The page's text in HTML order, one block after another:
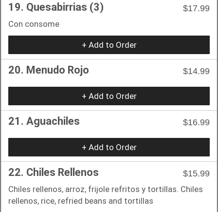
19. Quesabirrias (3)
$17.99
Con consome
+ Add to Order
20. Menudo Rojo $14.99
+ Add to Order
21. Aguachiles $16.99
+ Add to Order
22. Chiles Rellenos
$15.99
Chiles rellenos, arroz, frijole refritos y tortillas. Chiles
rellenos, rice, refried beans and tortillas